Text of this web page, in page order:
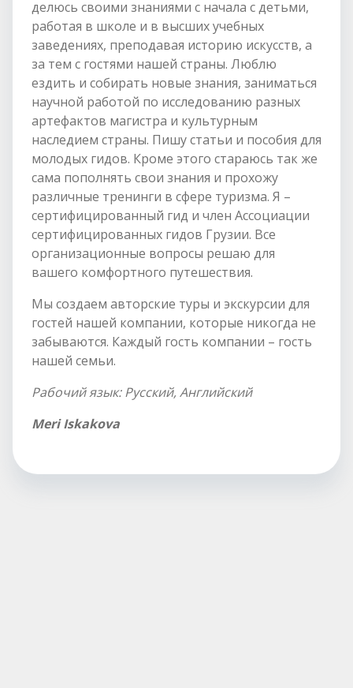
делюсь своими знаниями с начала с детьми,
работая в школе и в высших учебных
заведениях, преподавая историю искусств, а
за тем с гостями нашей страны. Люблю
ездить и собирать новые знания, заниматься
научной работой по исследованию разных
артефактов магистра и культурным
наследием страны. Пишу статьи и пособия для
молодых гидов. Кроме этого стараюсь так же
сама пополнять свои знания и прохожу
различные тренинги в сфере туризма. Я –
сертифицированный гид и член Ассоциации
сертифицированных гидов Грузии. Все
организационные вопросы решаю для
вашего комфортного путешествия.
Мы создаем авторские туры и экскурсии для
гостей нашей компании, которые никогда не
забываются. Каждый гость компании – гость
нашей семьи.
Рабочий язык: Русский, Английский
Meri Iskakova